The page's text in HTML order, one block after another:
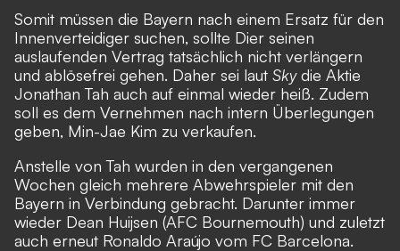
Somit müssen die Bayern nach einem Ersatz für den
Innenverteidiger suchen, sollte Dier seinen
auslaufenden Vertrag tatsächlich nicht verlängern
und ablösefrei gehen. Daher sei laut Skydie Aktie
Jonathan Tah auch auf einmal wieder heiß. Zudem
soll es dem Vernehmen nach intern Überlegungen
geben, Min-Jae Kim zu verkaufen.
Anstelle von Tah wurden in den vergangenen
Wochen gleich mehrere Abwehrspieler mit den
Bayern in Verbindung gebracht. Darunter immer
wieder Dean Huijsen (AFC Bournemouth) und zuletzt
auch erneut Ronaldo Araújo vom FC Barcelona.